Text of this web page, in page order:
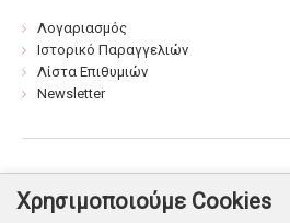
Λογαριασμός
Ιστορικό Παραγγελιών
Λίστα Επιθυμιών
Newsletter
Χρησιμοποιούμε Cookies